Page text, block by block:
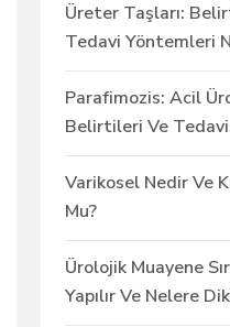
Üreter Taşları:
Tedavi Yöntemleri
Parafimozis: Acil
Belirtileri Ve
Varikosel Nedir Ve
Mu?
Ürolojik Muayene
Yapılır Ve Nelere